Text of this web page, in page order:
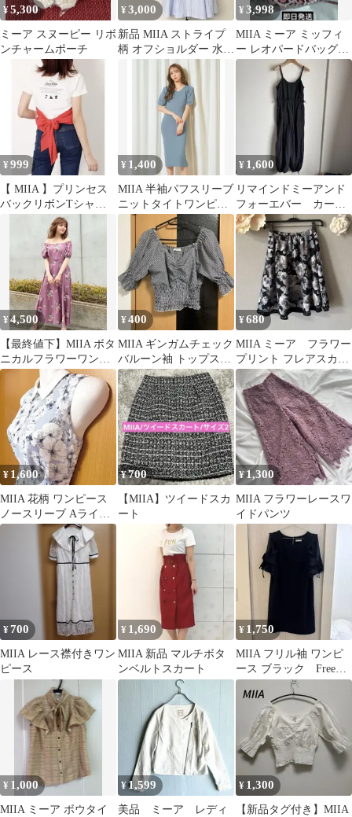
¥5,300
ミーア スヌーピー リボ
ンチャームポーチ
¥3,000
新品 MIIA ストライプ
柄 オフショルダー 水色
半袖ワンピース F
¥3,998
MIIA ミーア ミッフィ
ー レオパードバッグチ
ャーム 横浜POPUP限
定 大阪
¥ 999
【 MIIA 】プリンセス
バックリボンTシャ
ツ ディズニー
¥ 1,400
MIIA 半袖パフスリーブ
ニットタイトワンピー
ス Mサイズ z221p
¥ 1,600
リマインドミーアンド
フォーエバー カーゴ
ジャンプスーツ ブラ
ック ナイスクラップ
¥4,500
【最終値下】MIIA ボタ
ニカルフラワーワンピ
ース
¥400
MIIA ギンガムチェック
バルーン袖 トップス
春服 夏服
¥680
MIIA ミーア フラワー
プリント フレアスカー
ト ブラック Ｆサイ
ズ お値下げ
¥ 1,600
MIIA 花柄 ワンピース
ノースリーブ Aライン
フレア 配色襟 フリー
¥700
【MIIA】ツイードスカ
ート
¥1,300
MIIA フラワーレースワ
イドパンツ
¥700
MIIA レース襟付きワン
ピース
¥ 1,690
MIIA 新品 マルチボタ
ンベルトスカート
¥ 1,750
MIIA フリル袖 ワンピ
ース ブラック Free
size
¥ 1,000
MIIA ミーア ボウタイ
¥1,599
美品 ミーア レディ
¥ 1,300
【新品タグ付き】MIIA